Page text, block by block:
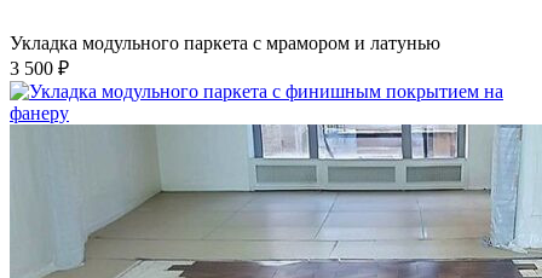
Укладка модульного паркета с мрамором и латунью
3 500 ₽